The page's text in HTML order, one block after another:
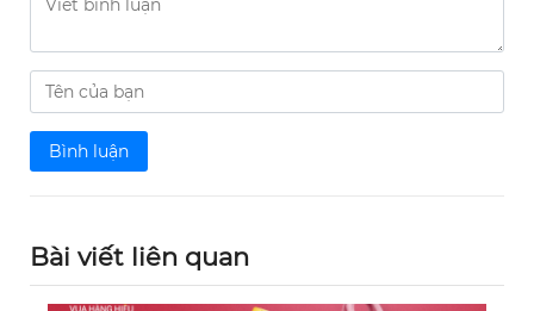
Bình luận
Bài viết liên quan